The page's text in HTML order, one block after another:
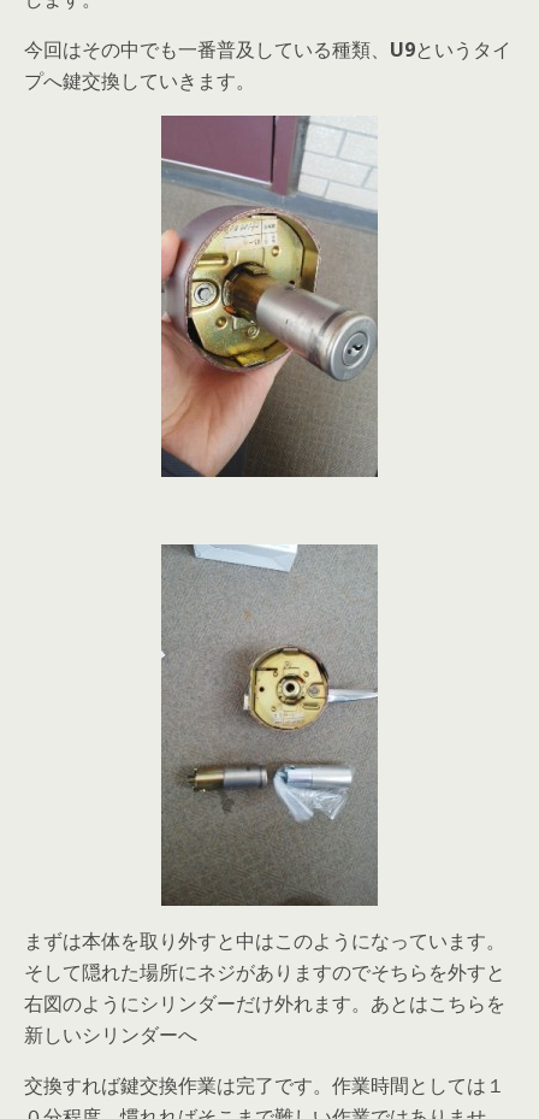
今回はその中でも一番普及している種類、 U9というタイ
プへ鍵交換していきます。
まずは本体を取り外すと中はこのようになっています。
そして隠れた場所にネジがありますのでそちらを外すと
右図のようにシリンダーだけ外れます。あとはこちらを
新しいシリンダーへ
交換すれば鍵交換作業は完了です。作業時間としては１